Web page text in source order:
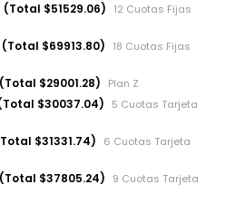
(Total $51529.06)
12 Cuotas Fijas
(Total $69913.80)
18 Cuotas Fijas
$29001.28) Plan Z
$30037.04)
5 Cuotas Tarjeta
$31331.74)
6 Cuotas Tarjeta
$37805.24)
9 Cuotas Tarjeta